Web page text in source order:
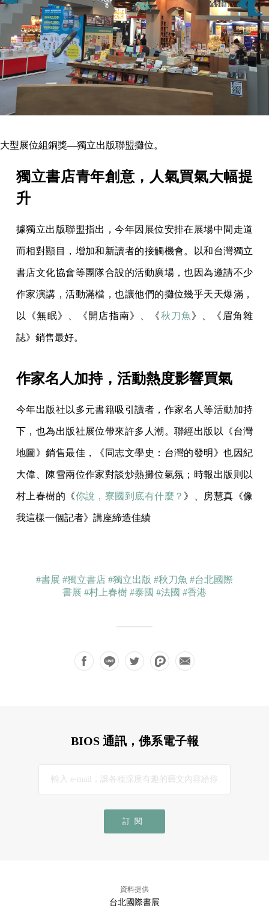
大型展位組銅獎—獨立出版聯盟攤位。
獨立書店青年創意，人氣買氣大幅提
升
據獨立出版聯盟指出，今年因展位安排在展場中間走道
而相對顯目，增加和新讀者的接觸機會。以和台灣獨立
書店文化協會等團隊合設的活動廣場，也因為邀請不少
作家演講，活動滿檔，也讓他們的攤位幾乎天天爆滿，
以《無眠》、《開店指南》、《秋刀魚 》、《眉角雜
誌》銷售最好。
作家名人加持，活動熱度影響買氣
今年出版社以多元書籍吸引讀者，作家名人等活動加持
下，也為出版社展位帶來許多人潮。聯經出版以《台灣
地圖》銷售最佳，《同志文學史：台灣的發明》也因紀
大偉、陳雪兩位作家對談炒熱攤位氣氛；時報出版則以
村上春樹的《你說，寮國到底有什麼？ 》、房慧真《像
我這樣一個記者》講座締造佳績
#書展 #獨立書店 #獨立出版 #秋刀魚 #台北國際
書展 #村上春樹 #泰國 #法國 #香港
BIOS 通訊，佛系電子報
訂閱
資料提供
台北國際書展